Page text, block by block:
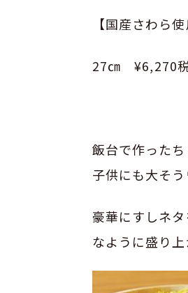
【国産さわら
27㎝ ¥6,270税
飯台で作った
子供にも大そ
豪華にすしネ
なように盛り上